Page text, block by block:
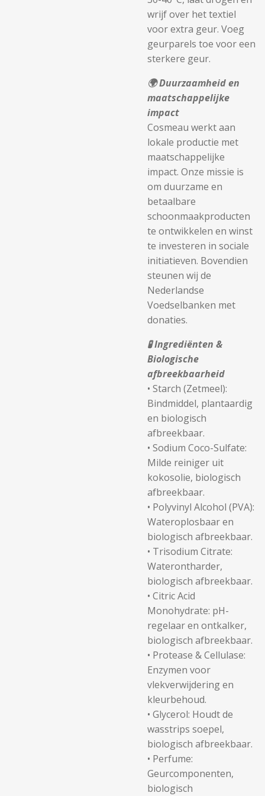
wrijf over het textiel
voor extra geur. Voeg
geurparels toe voor een
sterkere geur.
🌍Duurzaamheid en
maatschappelijke
impact
Cosmeau werkt aan
lokale productie met
maatschappelijke
impact. Onze missie is
om duurzame en
betaalbare
schoonmaakproducten
te ontwikkelen en winst
te investeren in sociale
initiatieven. Bovendien
steunen wij de
Nederlandse
Voedselbanken met
donaties.
🧪Ingrediënten &
Biologische
afbreekbaarheid
• Starch (Zetmeel):
Bindmiddel, plantaardig
en biologisch
afbreekbaar.
• Sodium Coco-Sulfate:
Milde reiniger uit
kokosolie, biologisch
afbreekbaar.
• Polyvinyl Alcohol (PVA):
Wateroplosbaar en
biologisch afbreekbaar.
• Trisodium Citrate:
Waterontharder,
biologisch afbreekbaar.
• Citric Acid
Monohydrate: pH-
regelaar en ontkalker,
biologisch afbreekbaar.
• Protease & Cellulase:
Enzymen voor
vlekverwijdering en
kleurbehoud.
• Glycerol: Houdt de
wasstrips soepel,
biologisch afbreekbaar.
• Perfume:
Geurcomponenten,
biologisch